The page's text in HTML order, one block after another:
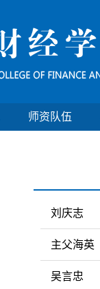
师资队伍
刘庆志
主父海英
吴言忠